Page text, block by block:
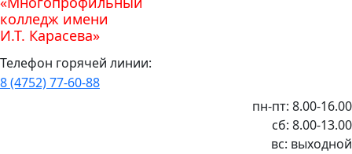
колледж имени
И.Т. Карасева»
Телефон горячей линии:
8 (4752) 77-60-88
пн-пт: 8.00-16.00
сб: 8.00-13.00
вс: выходной